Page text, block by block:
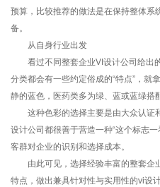
预算，比较推荐的做法是在保持整体系
备。
从自身行业出发
看过不同整套企业VI设计公司给出
分类都会有一些约定俗成的“特点”，就
静的蓝色，医药类多为绿、蓝或蓝绿
这种色彩的选择主要是由大众认证
设计公司都很善于营造一种“这个标志
客群对企业的识别和选择成本。
由此可见，选择经验丰富的整套企
特点，做出兼具针对性与实用性的vi设计